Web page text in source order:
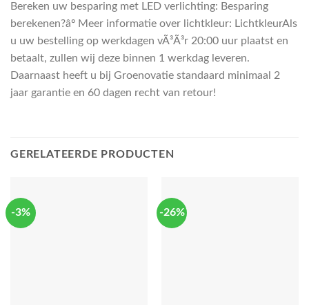
Bereken uw besparing met LED verlichting: Besparing
berekenen?âº Meer informatie over lichtkleur: LichtkleurAls
u uw bestelling op werkdagen vÃ³Ã³r 20:00 uur plaatst en
betaalt, zullen wij deze binnen 1 werkdag leveren.
Daarnaast heeft u bij Groenovatie standaard minimaal 2
jaar garantie en 60 dagen recht van retour!
GERELATEERDE PRODUCTEN
-3% -26%